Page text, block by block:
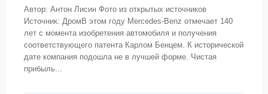
Автор: Антон Лисин Фото из открытых источников
Источник: ДромВ этом году Mercedes-Benz отмечает 140
лет с момента изобретения автомобиля и получения
соответствующего патента Карлом Бенцем. К исторической
дате компания подошла не в лучшей форме. Чистая
прибыль...